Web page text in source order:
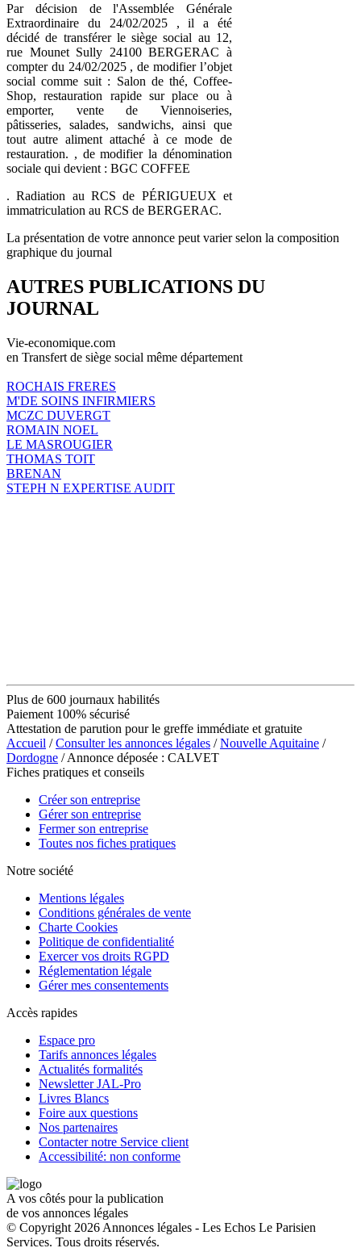
Par décision de l'Assemblée Générale
Extraordinaire du 24/02/2025 , il a été
décidé de transférer le siège social au 12,
rue Mounet Sully 24100 BERGERAC à
compter du 24/02/2025 , de modifier l’objet
social comme suit : Salon de thé, Coffee-
Shop, restauration rapide sur place ou à
emporter, vente de Viennoiseries,
pâtisseries, salades, sandwichs, ainsi que
tout autre aliment attaché à ce mode de
restauration. , de modifier la dénomination
sociale qui devient : BGC COFFEE
. Radiation au RCS de PÉRIGUEUX et
immatriculation au RCS de BERGERAC.
La présentation de votre annonce peut varier selon la composition
graphique du journal
AUTRES PUBLICATIONS DU
JOURNAL
Vie-economique.com
en Transfert de siège social même département
ROCHAIS FRERES
M'DE SOINS INFIRMIERS
MCZC DUVERGT
ROMAIN NOEL
LE MASROUGIER
THOMAS TOIT
BRENAN
STEPH N EXPERTISE AUDIT
Plus de 600 journaux habilités
Paiement 100% sécurisé
Attestation de parution pour le greffe immédiate et gratuite
Accueil /Consulter les annonces légales /Nouvelle Aquitaine /
Dordogne / Annonce déposée : CALVET
Fiches pratiques et conseils
Créer son entreprise
Gérer son entreprise
Fermer son entreprise
Toutes nos fiches pratiques
Notre société
Mentions légales
Conditions générales de vente
Charte Cookies
Politique de confidentialité
Exercer vos droits RGPD
Réglementation légale
Gérer mes consentements
Accès rapides
Espace pro
Tarifs annonces légales
Actualités formalités
Newsletter JAL-Pro
Livres Blancs
Foire aux questions
Nos partenaires
Contacter notre Service client
Accessibilité: non conforme
A vos côtés pour la publication
de vos annonces légales
© Copyright 2026 Annonces légales - Les Echos Le Parisien
Services. Tous droits réservés.